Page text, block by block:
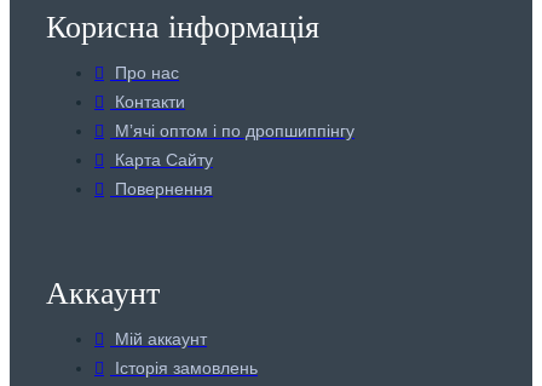
Корисна інформація
Про нас
Контакти
Мʼячі оптом і по дропшиппінгу
Карта Сайту
Повернення
Аккаунт
Мій аккаунт
Історія замовлень